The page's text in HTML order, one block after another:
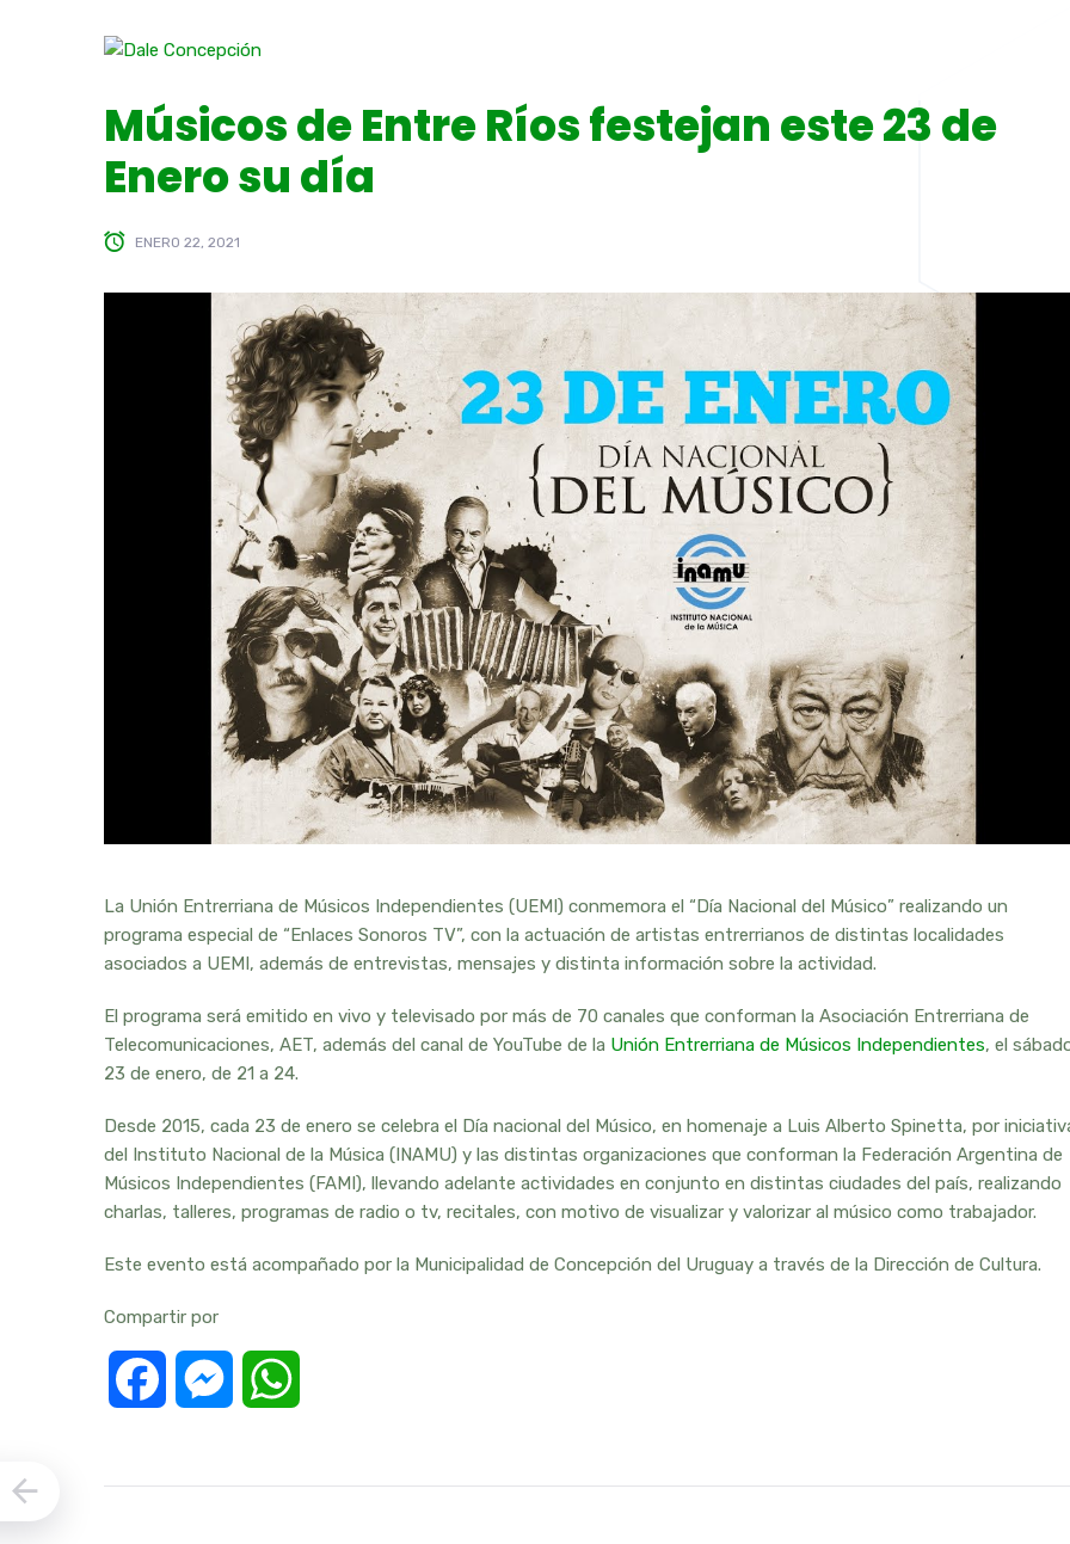
Músicos de Entre Ríos festejan este 23 de
Enero su día
ENERO 22, 2021
La Unión Entrerriana de Músicos Independientes (UEMI) conmemora el “Día Nacional del Músico” realizando un
programa especial de “Enlaces Sonoros TV”, con la actuación de artistas entrerrianos de distintas localidades
asociados a UEMI, además de entrevistas, mensajes y distinta información sobre la actividad.
El programa será emitido en vivo y televisado por más de 70 canales que conforman la Asociación Entrerriana de
Telecomunicaciones, AET, además del canal de YouTube de la Unión Entrerriana de Músicos Independientes, el
23 de enero, de 21 a 24.
Desde 2015, cada 23 de enero se celebra el Día nacional del Músico, en homenaje a Luis Alberto Spinetta, por
del Instituto Nacional de la Música (INAMU) y las distintas organizaciones que conforman la Federación Argentina de
Músicos Independientes (FAMI), llevando adelante actividades en conjunto en distintas ciudades del país, realizando
charlas, talleres, programas de radio o tv, recitales, con motivo de visualizar y valorizar al músico como trabajador.
Este evento está acompañado por la Municipalidad de Concepción del Uruguay a través de la Dirección de Cultura.
Compartir por
Facebook Messenger